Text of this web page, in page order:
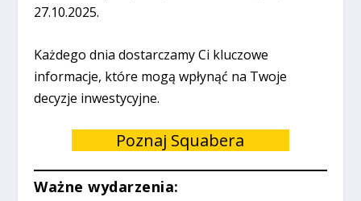
27.10.2025.
Każdego dnia dostarczamy Ci kluczowe
informacje, które mogą wpłynąć na Twoje
decyzje inwestycyjne.
Poznaj Squabera
Ważne wydarzenia: